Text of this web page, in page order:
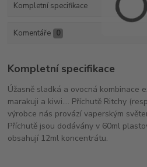
Kompletní specifikace
Komentáře 0
Kompletní specifikace
Úžasně sladká a ovocná kombinace
marakuji a kiwi.... Příchutě Ritchy
výrobce nás provází vaperským
Příchutě jsou dodávány v 60ml
obsahují 12ml koncentrátu.